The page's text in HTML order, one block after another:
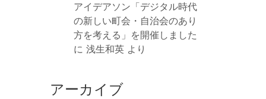
アイデアソン「デジタル時代
の新しい町会・自治会のあり
方を考える」を開催しました
に 浅生和英より
アーカイブ